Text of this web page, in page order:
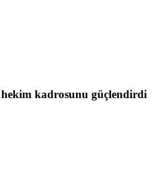
kadrosunu güçlendirdi